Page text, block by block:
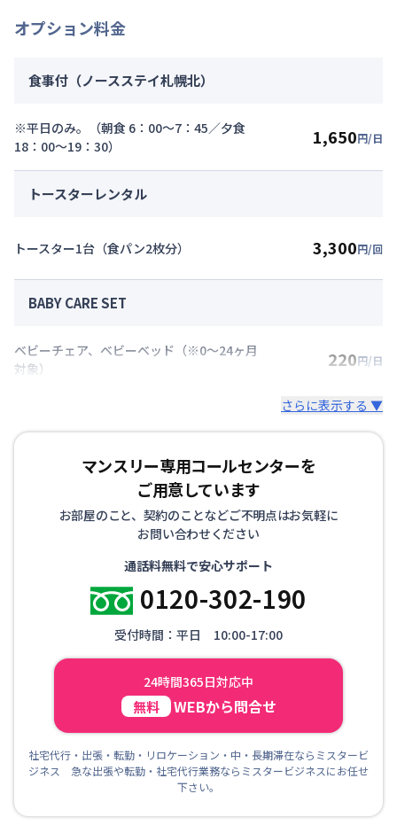
オプション料金
食事付（ノースステイ札幌北）
※平日のみ。（朝食 6：00～7：45／夕食
18：00～19：30）
1,650円/日
トースターレンタル
トースター1台（食パン2枚分） 3,300円/回
BABY CARE SET
ベビーチェア、ベビーベッド（※0～24ヶ月
対象）
220円/日
さらに表示する ▼
マンスリー専用コールセンターを
ご用意しています
お部屋のこと、契約のことなどご不明点はお気軽に
お問い合わせください
通話料無料で安心サポート
0120-302-190
受付時間：平日 10:00-17:00
24時間365日対応中
無料 WEBから問合せ
社宅代行・出張・転勤・リロケーション・中・長期滞在ならミスタービ
ジネス 急な出張や転勤・社宅代行業務ならミスタービジネスにお任せ
下さい。